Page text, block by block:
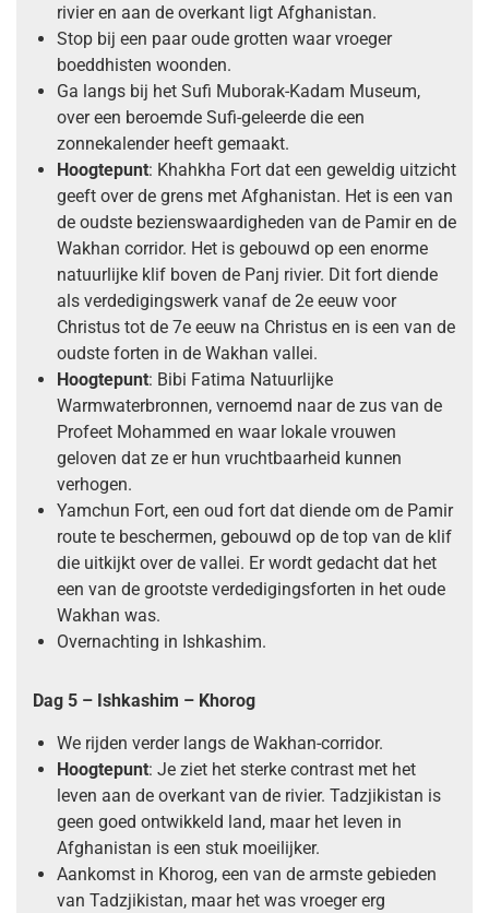
rivier en aan de overkant ligt Afghanistan.
Stop bij een paar oude grotten waar vroeger
boeddhisten woonden.
Ga langs bij het Sufi Muborak-Kadam Museum,
over een beroemde Sufi-geleerde die een
zonnekalender heeft gemaakt.
Hoogtepunt: Khahkha Fort dat een geweldig uitzicht
geeft over de grens met Afghanistan. Het is een van
de oudste bezienswaardigheden van de Pamir en de
Wakhan corridor. Het is gebouwd op een enorme
natuurlijke klif boven de Panj rivier. Dit fort diende
als verdedigingswerk vanaf de 2e eeuw voor
Christus tot de 7e eeuw na Christus en is een van de
oudste forten in de Wakhan vallei.
Hoogtepunt: Bibi Fatima Natuurlijke
Warmwaterbronnen, vernoemd naar de zus van de
Profeet Mohammed en waar lokale vrouwen
geloven dat ze er hun vruchtbaarheid kunnen
verhogen.
Yamchun Fort, een oud fort dat diende om de Pamir
route te beschermen, gebouwd op de top van de klif
die uitkijkt over de vallei. Er wordt gedacht dat het
een van de grootste verdedigingsforten in het oude
Wakhan was.
Overnachting in Ishkashim.
Dag 5 – Ishkashim – Khorog
We rijden verder langs de Wakhan-corridor.
Hoogtepunt: Je ziet het sterke contrast met het
leven aan de overkant van de rivier. Tadzjikistan is
geen goed ontwikkeld land, maar het leven in
Afghanistan is een stuk moeilijker.
Aankomst in Khorog, een van de armste gebieden
van Tadzjikistan, maar het was vroeger erg